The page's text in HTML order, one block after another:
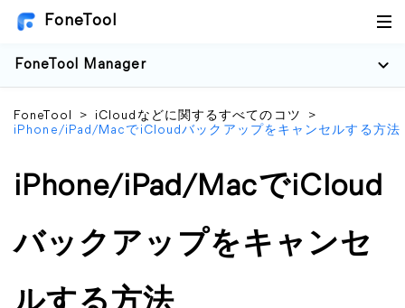
FoneTool
FoneTool Manager
FoneTool > iCloudなどに関するすべてのコツ
>
iPhone/iPad/MacでiCloudバックアップをキャンセルする方法
iPhone/iPad/MacでiCloud
バックアップをキャンセ